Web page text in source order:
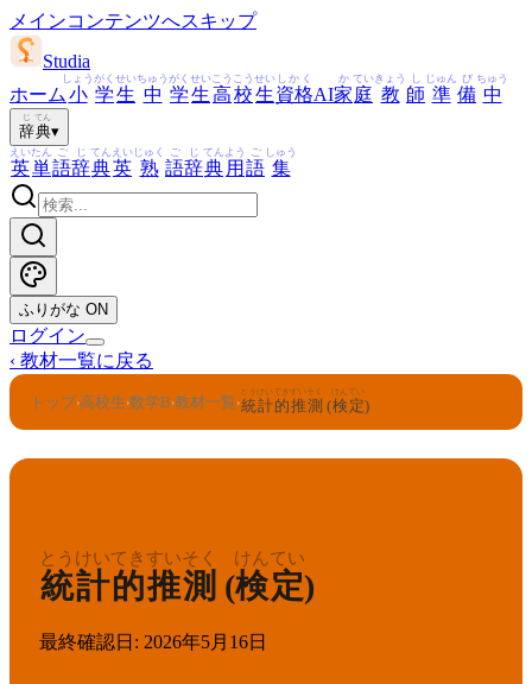
メインコンテンツへスキップ
Studia
ホーム 小
しょう
学
がく
生
せい
中
ちゅう
学
がく
生
せい
高
こう
校
こう
生
せい
資格
しかく
AI家
か
庭
てい
教
きょう
師
し
準
じゅん
備
び
中
ちゅう
辞
じ
典
てん
▾
英
えい
単
たん
語
ご
辞
じ
典
てん
英
えい
熟
じゅく
語
ご
辞
じ
典
てん
用
よう
語
ご
集
しゅう
ふりがな ON
ログイン
‹ 教材一覧に戻る
トップ›高校生›数学B›教材一覧›統計
とうけい
的
てき
推測
すいそく
(検定
けんてい
)
統計
とうけい
的
てき
推測
すいそく
(検定
けんてい
)
最終確認日 : 2026年5月16日